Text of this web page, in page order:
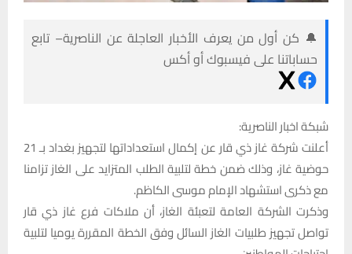
🔔 كن أول من يعرف الأخبار العاجلة عن الناصرية– تابع
حساباتنا على فيسبوك أو أكس
شبكة اخبار الناصرية:
أعلنت شركة غاز ذي قار عن إكمال استعداداتها لتجهيز بغداد بـ 21
حوضية غاز، وذلك ضمن خطة لتلبية الطلب المتزايد على الغاز تزامنا
مع ذكرى استشهاد الإمام موسى الكاظم.
وذكرت الشركة العامة لتعبئة الغاز، أن ملاكات فرع غاز ذي قار
تواصل تجهيز طلبيات الغاز السائل وفق الخطة المقررة يوميا لتلبية